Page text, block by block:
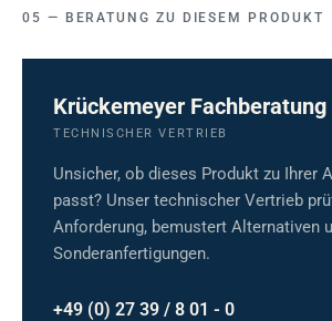
BERATUNG ZU DIESEM PRODUKT
Krückemeyer Fachberatung
TECHNISCHER VERTRIEB
Unsicher, ob dieses Produkt zu Ihrer
passt? Unser technischer Vertrieb
Anforderung, bemustert Alternativen
Sonderanfertigungen.
+49 (0) 27 39 / 8 01 - 0